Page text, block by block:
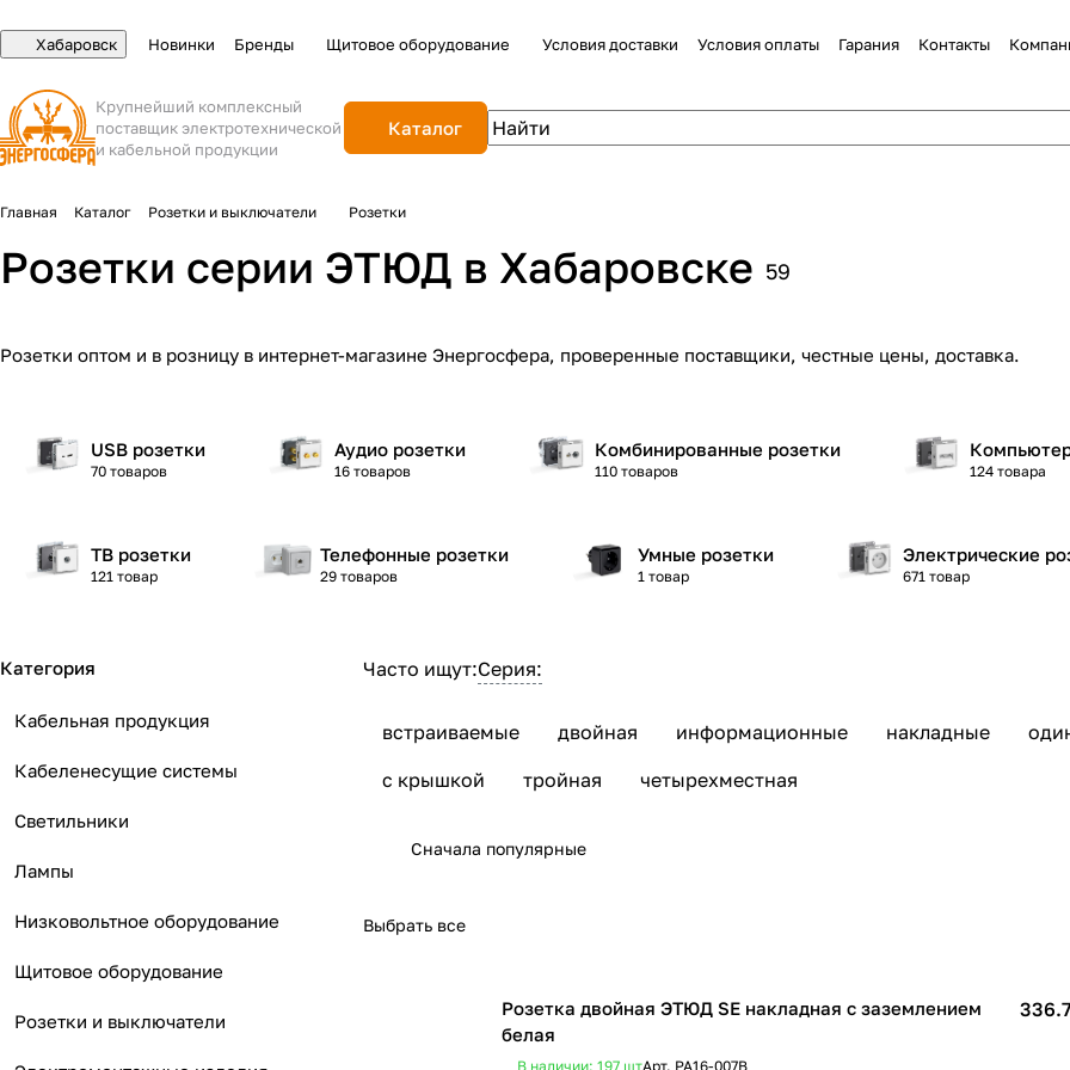
Хабаровск Новинки Бренды Щитовое оборудование Условия доставки Условия оплаты Гарания Контакты
Крупнейший комплексный
поставщик электротехнической
и кабельной продукции
Каталог
Главная Каталог Розетки и выключатели Розетки
Розетки серии ЭТЮД в Хабаровске 59
Розетки оптом и в розницу в интернет-магазине Энергосфера, проверенные поставщики, честные цены, доставка.
USB розетки
70 товаров
Аудио розетки
16 товаров
Комбинированные розетки
110 товаров 124 товара
ТВ розетки
121 товар
Телефонные розетки
29 товаров
Умные розетки
1 товар
Электрические
671 товар
Часто ищут:Серия:
встраиваемые двойная информационные накладные
с крышкой
тройная четырехместная
Сначала популярные
Выбрать все
Розетка двойная ЭТЮД SE накладная с заземлением
белая
В наличии: 197 штАрт. PA16-007B
Категория
Кабельная продукция
Кабеленесущие системы
Светильники
Лампы
Низковольтное оборудование
Щитовое оборудование
Розетки и выключатели